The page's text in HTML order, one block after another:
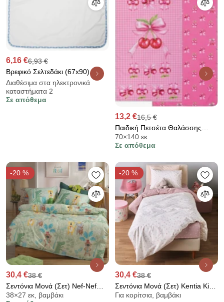
6,16 €6,93 €
Βρεφικό Σελτεδάκι (67x90)
Dimcol Αδιάβροχο Stars 59
Λευκό/Σιελ
Διαθέσιμα στα ηλεκτρονικά
καταστήματα 2
Σε απόθεμα
13,2 €16,5 €
Παιδική Πετσέτα Θαλάσσης
Microfiber 2 Όψεων (70x140)
Kentia Loft Float 266
70×140 εκ
Σε απόθεμα
-20 %
30,4 €38 €
Σεντόνια Μονά (Σετ) Nef-Nef
Homeware Jungle Music
38×27 εκ, βαμβάκι
-20 %
30,4 €38 €
Σεντόνια Μονά (Σετ) Kentia Kids
Marker 18 Pink
Για κορίτσια, βαμβάκι